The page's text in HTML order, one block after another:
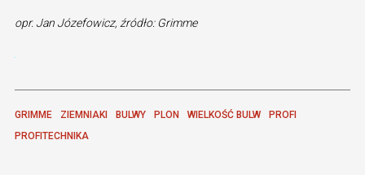
opr. Jan Józefowicz, źródło: Grimme
GRIMME ZIEMNIAKI BULWY PLON WIELKOŚĆ BULW
PROFI
PROFITECHNIKA